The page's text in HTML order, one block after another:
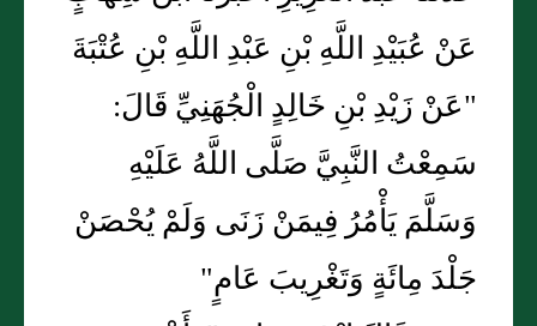
عَنْ عُبَيْدِ اللَّهِ بْنِ عَبْدِ اللَّهِ بْنِ عُتْبَةَ
"عَنْ زَيْدِ بْنِ خَالِدٍ الْجُهَنِيِّ قَالَ:
سَمِعْتُ النَّبِيَّ صَلَّى اللَّهُ عَلَيْهِ
وَسَلَّمَ يَأْمُرُ فِيمَنْ زَنَى وَلَمْ يُحْصَنْ
جَلْدَ مِائَةٍ وَتَغْرِيبَ عَامٍ"